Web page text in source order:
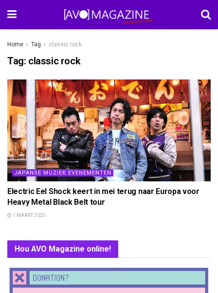
Home Tag classic rock
Tag: classic rock
JAPANSE MUZIEK EVENEMENTEN
Electric Eel Shock keert in mei terug naar Europa voor
Heavy Metal Black Belt tour
1 MAART 2025
Hou AVO Magazine online!